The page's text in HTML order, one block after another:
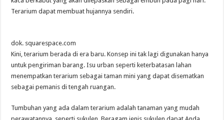
Terarium dapat membuat hujannya sendiri.
dok. squarespace.com
Kini, terarium berada di era baru. Konsep ini tak lagi digunakan hanya
untuk pengiriman barang. Isu urban seperti keterbatasan lahan
menempatkan terarium sebagai taman mini yang dapat disematkan
sebagai pemanis di tengah ruangan.
Tumbuhan yang ada dalam terarium adalah tanaman yang mudah